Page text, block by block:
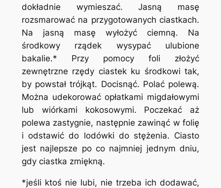
dokładnie wymieszać. Jasną masę
rozsmarować na przygotowanych ciastkach.
Na jasną masę wyłożyć ciemną. Na
środkowy rządek wysypać ulubione
bakalie.* Przy pomocy foli złożyć
zewnętrzne rzędy ciastek ku środkowi tak,
by powstał trójkąt. Docisnąć. Polać polewą.
Można udekorować opłatkami migdałowymi
lub wiórkami kokosowymi. Poczekać aż
polewa zastygnie, następnie zawinąć w folię
i odstawić do lodówki do stężenia. Ciasto
jest najlepsze po co najmniej jednym dniu,
gdy ciastka zmiękną.
*jeśli ktoś nie lubi, nie trzeba ich dodawać,